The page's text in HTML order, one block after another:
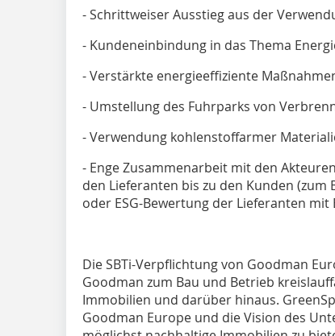
- Schrittweiser Ausstieg aus der
- Kundeneinbindung in das Thema
- Verstärkte energieeffiziente
- Umstellung des Fuhrparks von
- Verwendung kohlenstoffarmer
- Enge Zusammenarbeit mit den
den Lieferanten bis zu den Kunden
oder ESG-Bewertung der Lieferanten mit
Die SBTi-Verpflichtung von Goodman
Goodman zum Bau und Betrieb
Immobilien und darüber hinaus.
Goodman Europe und die Vision des